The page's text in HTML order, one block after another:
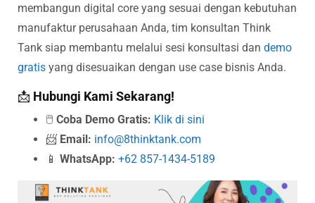
membangun digital core yang sesuai dengan kebutuhan
manufaktur perusahaan Anda, tim konsultan Think
Tank siap membantu melalui sesi konsultasi dan demo
gratis yang disesuaikan dengan use case bisnis Anda.
📩 Hubungi Kami Sekarang!
🖱️ Coba Demo Gratis: Klik di sini
📨 Email: info@8thinktank.com
📱 WhatsApp: +62 857-1434-5189